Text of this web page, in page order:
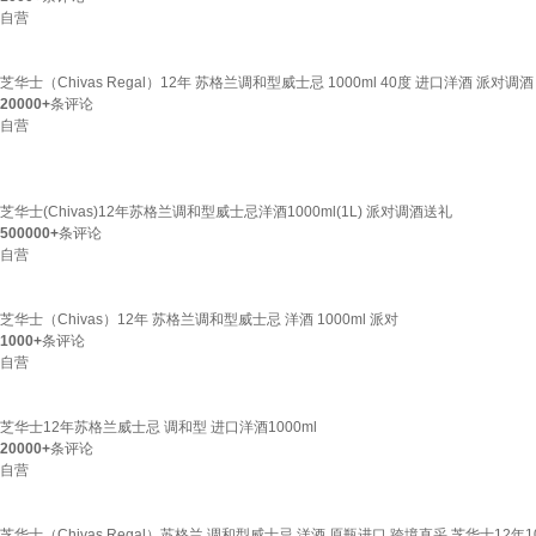
自营
芝华士（Chivas Regal）12年 苏格兰调和型威士忌 1000ml 40度 进口洋酒 派对调酒
20000+条评论
自营
芝华士(Chivas)12年苏格兰调和型威士忌洋酒1000ml(1L) 派对调酒送礼
500000+条评论
自营
芝华士（Chivas）12年 苏格兰调和型威士忌 洋酒 1000ml 派对
1000+条评论
自营
芝华士12年苏格兰威士忌 调和型 进口洋酒1000ml
20000+条评论
自营